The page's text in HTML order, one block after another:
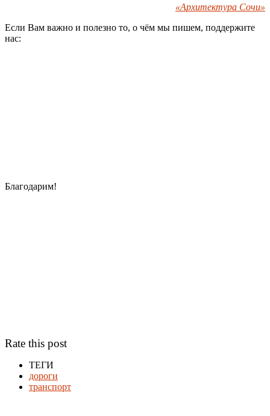
«Архитектура Сочи»
Если Вам важно и полезно то, о чём мы пишем, поддержите
нас:
Благодарим!
Rate this post
ТЕГИ
дороги
транспорт